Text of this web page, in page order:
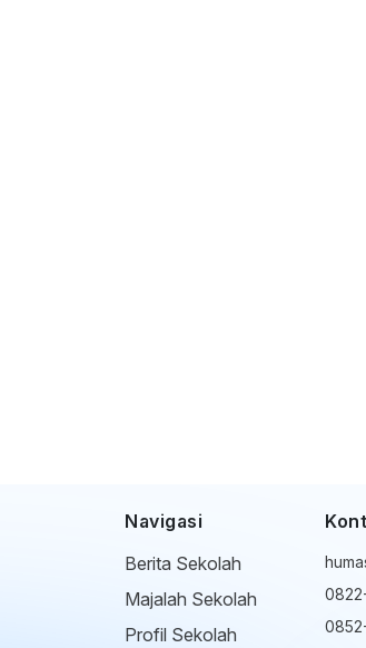
Navigasi
Berita Sekolah
Majalah Sekolah
Profil Sekolah